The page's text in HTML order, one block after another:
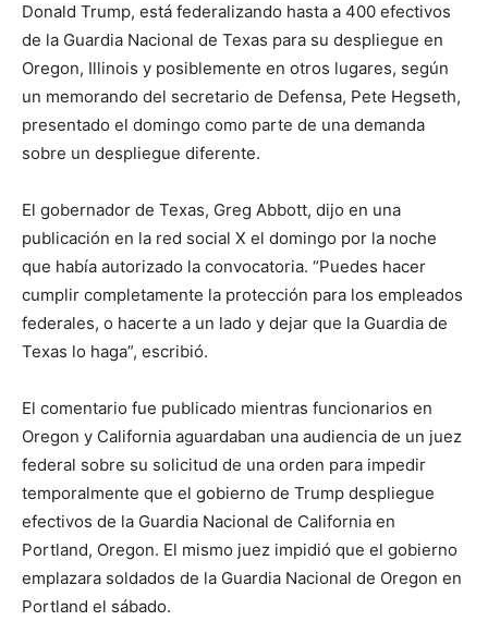
Donald Trump, está federalizando hasta a 400 efectivos
de la Guardia Nacional de Texas para su despliegue en
Oregon, Illinois y posiblemente en otros lugares, según
un memorando del secretario de Defensa, Pete Hegseth,
presentado el domingo como parte de una demanda
sobre un despliegue diferente.
El gobernador de Texas, Greg Abbott, dijo en una
publicación en la red social X el domingo por la noche
que había autorizado la convocatoria. “Puedes hacer
cumplir completamente la protección para los empleados
federales, o hacerte a un lado y dejar que la Guardia de
Texas lo haga”, escribió.
El comentario fue publicado mientras funcionarios en
Oregon y California aguardaban una audiencia de un juez
federal sobre su solicitud de una orden para impedir
temporalmente que el gobierno de Trump despliegue
efectivos de la Guardia Nacional de California en
Portland, Oregon. El mismo juez impidió que el gobierno
emplazara soldados de la Guardia Nacional de Oregon en
Portland el sábado.